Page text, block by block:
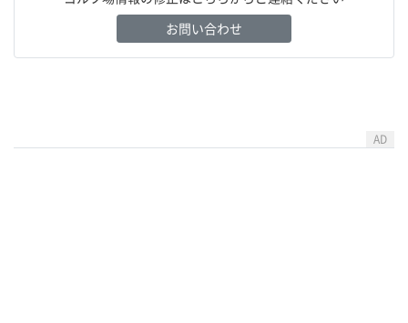
お問い合わせ
AD